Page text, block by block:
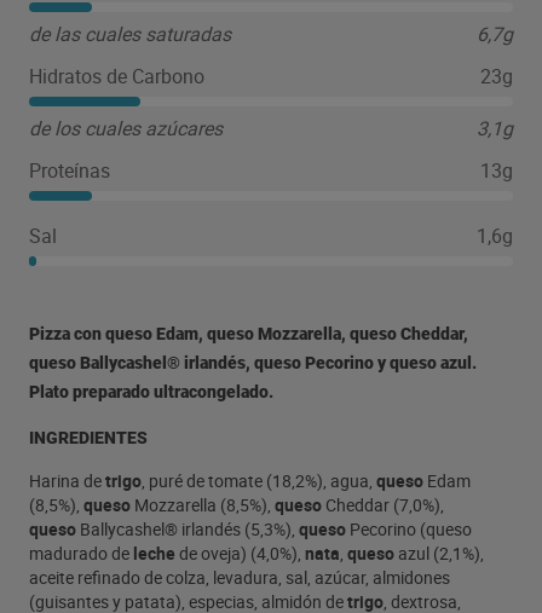
de las cuales saturadas
6,7g
Hidratos de Carbono
23g
de los cuales azúcares
3,1g
Proteínas
13g
Sal 1,6g
Pizza con queso Edam, queso Mozzarella, queso Cheddar,
queso Ballycashel® irlandés, queso Pecorino y queso azul.
Plato preparado ultracongelado.
INGREDIENTES
Harina detrigo, puré de tomate (18,2%), agua, queso Edam
(8,5%), queso Mozzarella (8,5%), queso Cheddar (7,0%),
queso Ballycashel® irlandés (5,3%), queso Pecorino (queso
madurado de leche de oveja) (4,0%), nata, queso azul (2,1%),
aceite refinado de colza, levadura, sal, azúcar, almidones
(guisantes y patata), especias, almidón detrigo, dextrosa,